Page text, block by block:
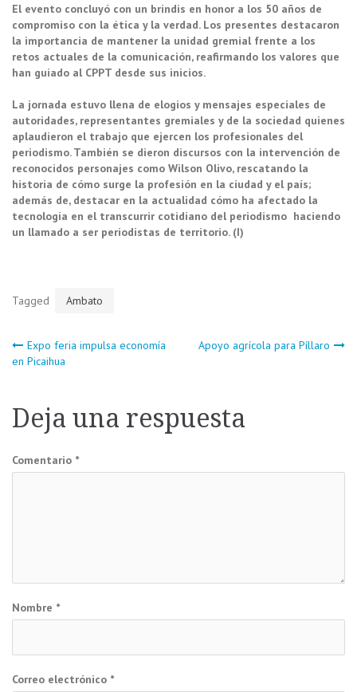
El evento concluyó con un brindis en honor a los 50 años de
compromiso con la ética y la verdad. Los presentes destacaron
la importancia de mantener la unidad gremial frente a los
retos actuales de la comunicación, reafirmando los valores que
han guiado al CPPT desde sus inicios.
La jornada estuvo llena de elogios y mensajes especiales de
autoridades, representantes gremiales y de la sociedad quienes
aplaudieron el trabajo que ejercen los profesionales del
periodismo. También se dieron discursos con la intervención de
reconocidos personajes como Wilson Olivo, rescatando la
historia de cómo surge la profesión en la ciudad y el país;
además de, destacar en la actualidad cómo ha afectado la
tecnología en el transcurrir cotidiano del periodismo haciendo
un llamado a ser periodistas de territorio. (I)
Tagged Ambato
Navegación
entradas
Expo feria impulsa economía
en Picaihua
Apoyo agrícola para Píllaro
Deja una respuesta
Comentario *
Nombre *
Correo electrónico *